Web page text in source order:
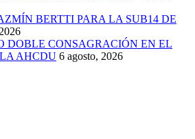
BERTTI PARA LA SUB14 DE
DOBLE CONSAGRACIÓN EN EL
AHCDU 6 agosto, 2026